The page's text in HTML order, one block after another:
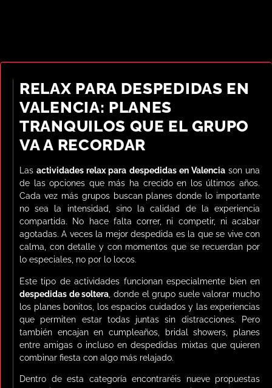
RELAX PARA DESPEDIDAS EN
VALENCIA: PLANES
TRANQUILOS QUE EL GRUPO
VA A RECORDAR
Lasactividades relax para despedidas en Valenciason una
de las opciones que más ha crecido en los últimos años.
Cada vez más grupos buscan planes donde lo importante
no sea la intensidad, sino la calidad de la experiencia
compartida. No hace falta correr, ni competir, ni acabar
agotadas. A veces la mejor despedida es la que se vive con
calma, con detalle y con momentos que se recuerdan por
lo especiales, no por lo locos.
Este tipo de actividades funcionan especialmente bien en
despedidas de soltera , donde el grupo suele valorar mucho
los planes bonitos, los espacios cuidados y las experiencias
que permiten estar todas juntas sin distracciones. Pero
también encajan en cumpleaños, bridal showers, planes
entre amigas o incluso en despedidas mixtas que quieren
combinar fiesta con algo más relajado.
Dentro de esta categoría encontraréis nueve propuestas